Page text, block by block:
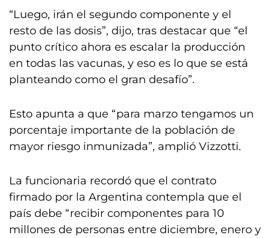
“Luego, irán el segundo componente y el
resto de las dosis”, dijo, tras destacar que “el
punto crítico ahora es escalar la producción
en todas las vacunas, y eso es lo que se está
planteando como el gran desafío”.
Esto apunta a que “para marzo tengamos un
porcentaje importante de la población de
mayor riesgo inmunizada”, amplió Vizzotti.
La funcionaria recordó que el contrato
firmado por la Argentina contempla que el
país debe “recibir componentes para 10
millones de personas entre diciembre, enero y